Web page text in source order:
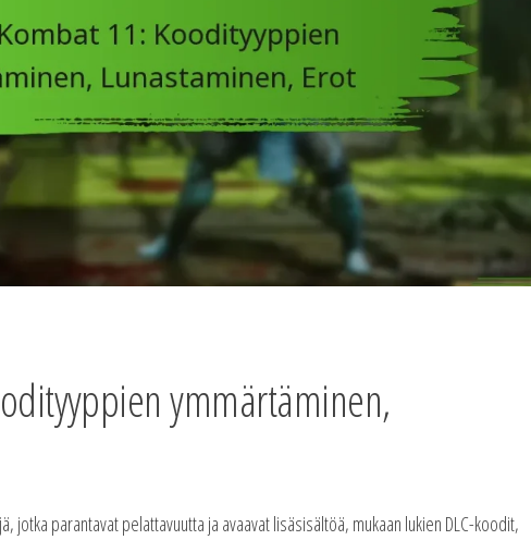
ymmärtäminen,
jotka parantavat pelattavuutta ja avaavat lisäsisältöä, mukaan lukien DLC-koodit,